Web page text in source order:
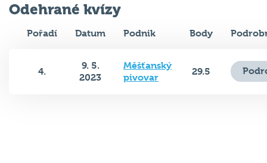
Odehrané kvízy
Pořadí Datum Podnik Body
4.
9. 5.
2023
Měšťanský
pivovar
29.5